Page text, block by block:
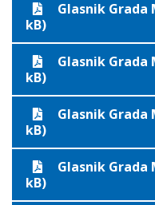
Glasnik Grada
kB)
Glasnik Grada
kB)
Glasnik Grada
kB)
Glasnik Grada
kB)